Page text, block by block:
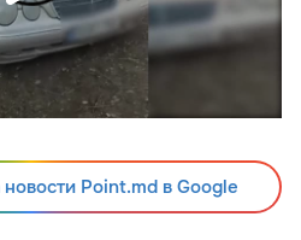
Point.md в Google